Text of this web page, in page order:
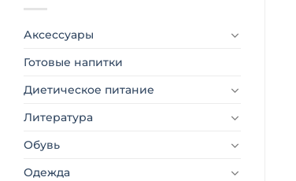
Аксессуары
Готовые напитки
Диетическое питание
Литература
Обувь
Одежда